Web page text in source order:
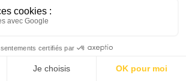
pour trouver le bon photographe sur
de vous assurer que leur style est en
avis des clients sur PhotoPresta. Tous